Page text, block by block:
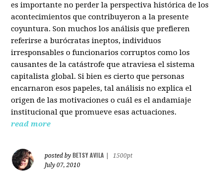
es importante no perder la perspectiva histórica de los
acontecimientos que contribuyeron a la presente
coyuntura. Son muchos los análisis que prefieren
referirse a burócratas ineptos, individuos
irresponsables o funcionarios corruptos como los
causantes de la catástrofe que atraviesa el sistema
capitalista global. Si bien es cierto que personas
encarnaron esos papeles, tal análisis no explica el
origen de las motivaciones o cuál es el andamiaje
institucional que promueve esas actuaciones.
read more
posted by BETSY AVILA
1500pt
July 07, 2010